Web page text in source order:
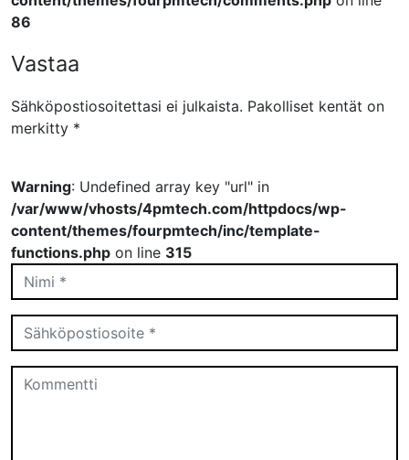
86
Vastaa
Sähköpostiosoitettasi ei julkaista. Pakolliset kentät on
merkitty *
Warning: Undefined array key "url" in
/var/www/vhosts/4pmtech.com/httpdocs/wp-
content/themes/fourpmtech/inc/template-
functions.php on line 315